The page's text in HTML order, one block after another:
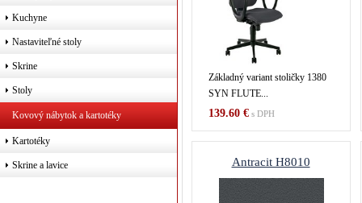
Kuchyne
Nastaviteľné stoly
Skrine
Stoly
Kovový nábytok a kartotéky
Kartotéky
Skrine a lavice
Základný variant stoličky 1380
SYN FLUTE...
139.60 €s DPH
Antracit H8010